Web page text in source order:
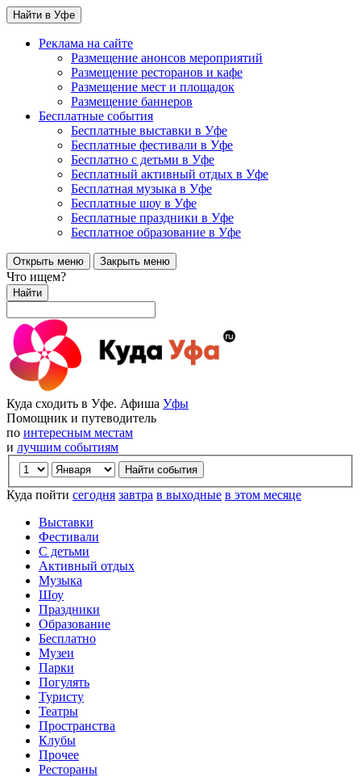
Найти в Уфе
Реклама на сайте
Размещение анонсов мероприятий
Размещение ресторанов и кафе
Размещение мест и площадок
Размещение баннеров
Бесплатные события
Бесплатные выставки в Уфе
Бесплатные фестивали в Уфе
Бесплатно с детьми в Уфе
Бесплатный активный отдых в Уфе
Бесплатная музыка в Уфе
Бесплатные шоу в Уфе
Бесплатные праздники в Уфе
Бесплатное образование в Уфе
Открыть меню Закрыть меню
Что ищем?
Найти
Куда сходить в Уфе. Афиша Уфы
Помощник и путеводитель
по интересным местам
и лучшим событиям
Куда пойти сегодня завтра в выходные в этом месяце
Выставки
Фестивали
С детьми
Активный отдых
Музыка
Шоу
Праздники
Образование
Бесплатно
Музеи
Парки
Погулять
Туристу
Театры
Пространства
Клубы
Прочее
Рестораны